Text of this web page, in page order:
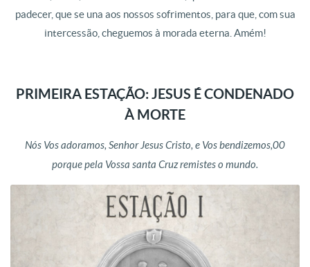
padecer, que se una aos nossos sofrimentos, para que, com sua
intercessão, cheguemos à morada eterna. Amém!
PRIMEIRA ESTAÇÃO: JESUS É CONDENADO
À MORTE
Nós Vos adoramos, Senhor Jesus Cristo, e Vos bendizemos,00
porque pela Vossa santa Cruz remistes o mundo.